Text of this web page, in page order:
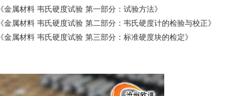
金属材料 韦氏硬度试验 第一部分：试验方法》
金属材料 韦氏硬度试验 第二部分：韦氏硬度计的检验与校正》
金属材料 韦氏硬度试验 第三部分：标准硬度块的检定》